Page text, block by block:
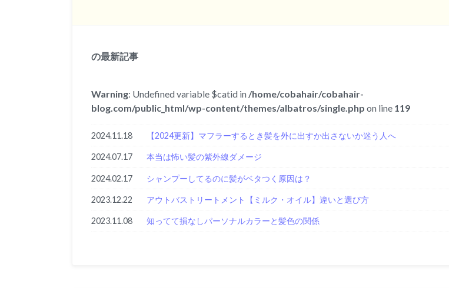
の最新記事
Warning: Undefined variable $catid in /home/cobahair/cobahair-
blog.com/public_html/wp-content/themes/albatros/single.php on line 119
2024.11.18 【2024更新】マフラーするとき髪を外に出すか出さないか迷う人へ
2024.07.17 本当は怖い髪の紫外線ダメージ
2024.02.17 シャンプーしてるのに髪がベタつく原因は？
2023.12.22 アウトバストリートメント【ミルク・オイル】違いと選び方
2023.11.08 知ってて損なしパーソナルカラーと髪色の関係